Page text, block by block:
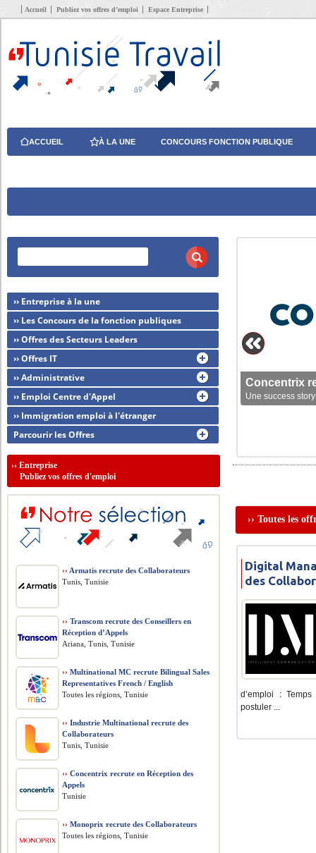
Accueil Publiez vos offres d’emploi Espace Entreprise
ACCUEIL À LA UNE CONCOURS FONCTION PUBLIQUE
Concentrix
Une success
›› Toutes les
Digital
des
d’emploi :
postuler ...
›› Entreprise à la une
›› Les Concours de la fonction publiques
›› Offres des Secteurs Leaders
›› Offres IT
›› Administrative
›› Emploi Centre d'Appel
›› Immigration emploi à l'étranger
Parcourir les Offres
››Entreprise
Publiez vos offres d'emploi
›› Armatis recrute des Collaborateurs
Tunis, Tunisie
›› Transcom recrute des Conseillers en
Réception d’Appels
Ariana, Tunis, Tunisie
›› Multinational MC recrute Bilingual Sales
Representatives French / English
Toutes les régions, Tunisie
›› Industrie Multinational recrute des
Collaborateurs
Tunis, Tunisie
›› Concentrix recrute en Réception des
Appels
Tunisie
›› Monoprix recrute des Collaborateurs
Toutes les régions, Tunisie